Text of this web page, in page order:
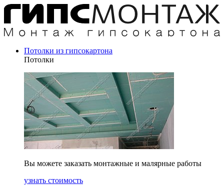
Потолки из гипсокартона
Потолки
Вы можете заказать монтажные и малярные работы
узнать стоимость